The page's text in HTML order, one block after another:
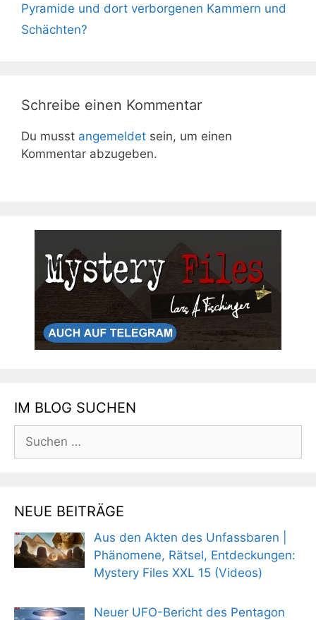
Pyramide und dort verborgenen Kammern und
Schächten?
Schreibe einen Kommentar
Du musst angemeldet sein, um einen
Kommentar abzugeben.
IM BLOG SUCHEN
Suchen
nach:
NEUE BEITRÄGE
Aus den Akten des Unfassbaren |
Phänomene, Rätsel, Entdeckungen:
Mystery Files XXL 15 (Videos)
Neuer UFO-Bericht des Pentagon